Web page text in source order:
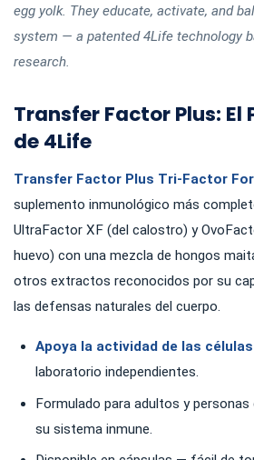
egg yolk. They educate, activate, and
system — a patented 4Life technology
research.
Transfer Factor Plus: El
de 4Life
Transfer Factor Plus Tri-Factor
suplemento inmunológico más
UltraFactor XF (del calostro) y
huevo) con una mezcla de hongos
otros extractos reconocidos por su
las defensas naturales del cuerpo.
Apoya la actividad de las células
laboratorio independientes.
Formulado para adultos y
su sistema inmune.